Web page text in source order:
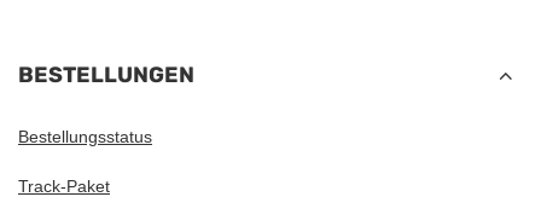
BESTELLUNGEN
Bestellungsstatus
Track-Paket